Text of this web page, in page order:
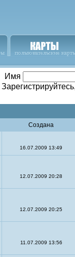
Имя
Создана
16.07.2009 13:49
12.07.2009 20:28
12.07.2009 20:25
11.07.2009 13:56